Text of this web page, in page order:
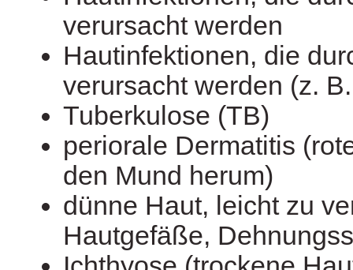
verursacht werden
Hautinfektionen, die
verursacht werden (z.
Tuberkulose (TB)
periorale Dermatitis
den Mund herum)
dünne Haut, leicht zu
Hautgefäße,